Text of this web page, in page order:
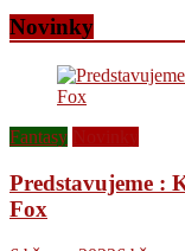
Novinky
Fantasy
Predstavujeme :
Fox